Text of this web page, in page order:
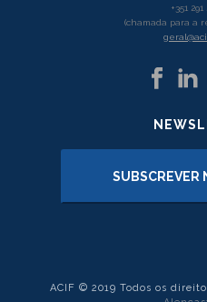
+351 291
(chamada para a
SUBSCREVER
ACIF © 2019 Todos os